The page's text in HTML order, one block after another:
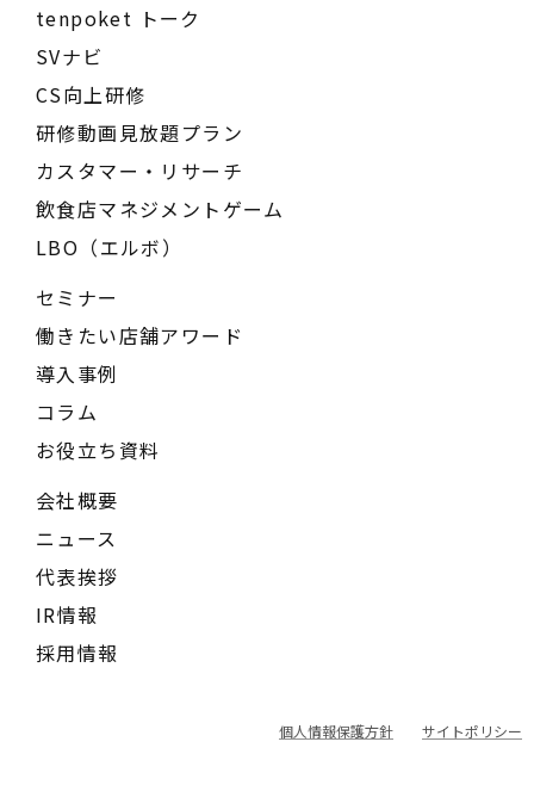
tenpoket トーク
SVナビ
CS向上研修
研修動画見放題プラン
カスタマー・リサーチ
飲食店マネジメントゲーム
LBO（エルボ）
セミナー
働きたい店舗アワード
導入事例
コラム
お役立ち資料
会社概要
ニュース
代表挨拶
IR情報
採用情報
個人情報保護方針 サイトポリシー